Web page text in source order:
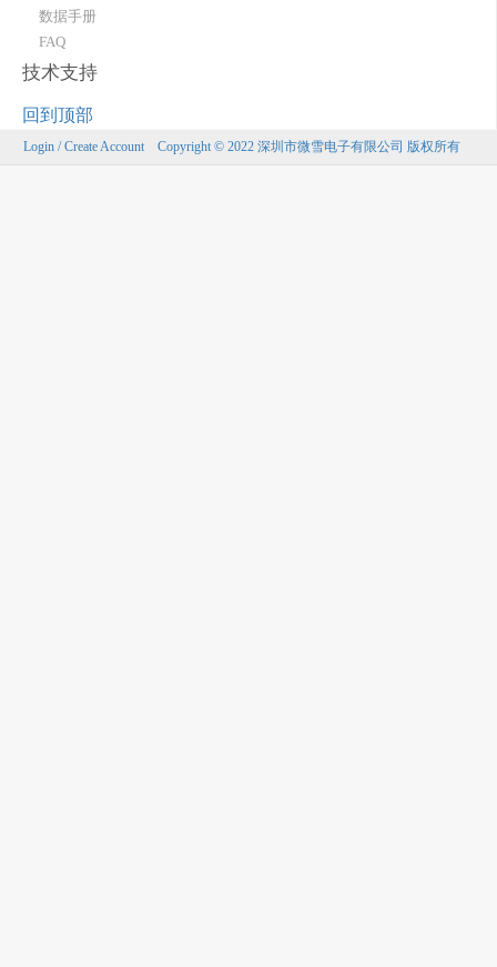
数据手册
FAQ
技术支持
回到顶部
Login / Create Account Copyright © 2022 深圳市微雪电子有限公司 版权所有